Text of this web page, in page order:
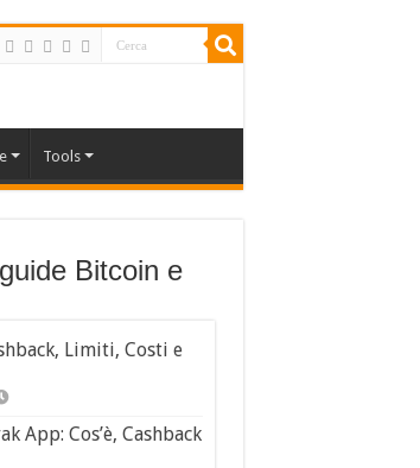
Tools
Bitcoin e
Limiti, Costi e
App: Cos’è, Cashback